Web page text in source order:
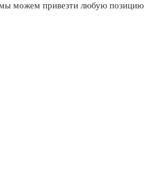
можем привезти любую позицию